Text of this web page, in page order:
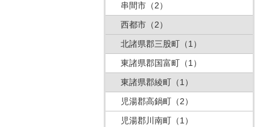
串間市 （2）
西都市 （2）
北諸県郡三股町 （1）
東諸県郡国富町 （1）
東諸県郡綾町 （1）
児湯郡高鍋町 （2）
児湯郡川南町 （1）